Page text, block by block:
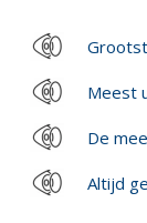
Meest
De
Altijd